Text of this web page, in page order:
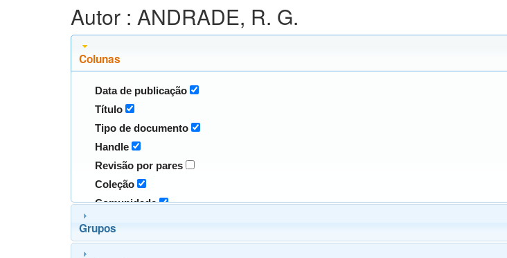
Autor : ANDRADE, R. G.
Colunas
Data de publicação
Título
Tipo de documento
Handle
Revisão por pares
Coleção
Comunidade
Grupos